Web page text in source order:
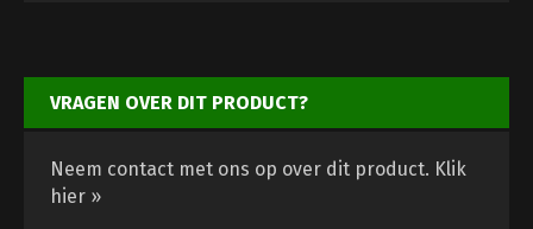
VRAGEN OVER DIT PRODUCT?
Neem contact met ons op over dit product. Klik
hier »